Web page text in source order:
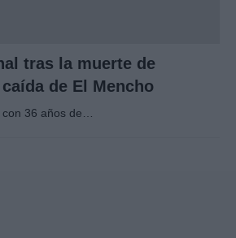
tras la muerte de
de El Mencho
36 años de…